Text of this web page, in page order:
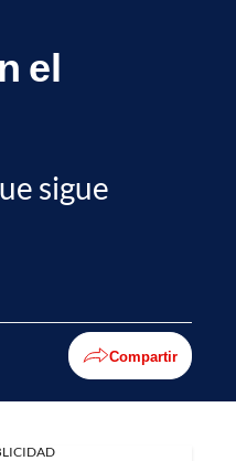
el
sigue
Compartir